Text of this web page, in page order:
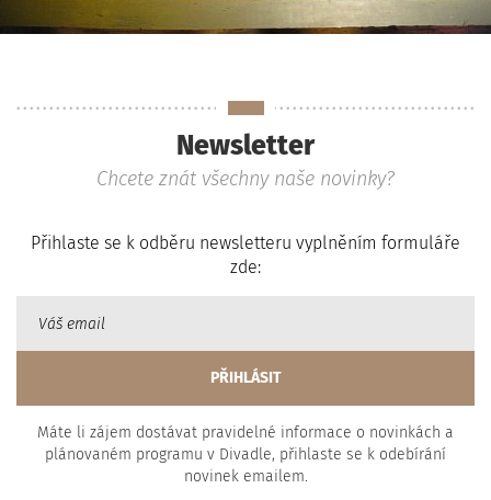
Newsletter
Chcete znát všechny naše novinky?
Přihlaste se k odběru newsletteru vyplněním formuláře
zde:
Máte li zájem dostávat pravidelné informace o novinkách a
plánovaném programu v Divadle, přihlaste se k odebírání
novinek emailem.